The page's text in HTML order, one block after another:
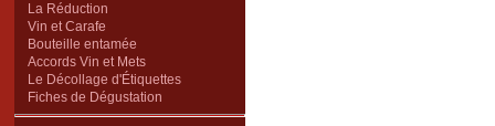
La Réduction
Vin et Carafe
Bouteille entamée
Accords Vin et Mets
Le Décollage d'Étiquettes
Fiches de Dégustation